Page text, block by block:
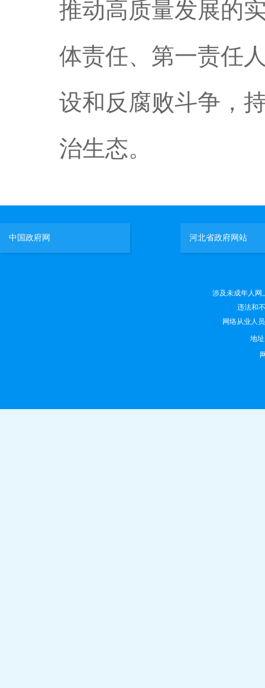
推动高质量发展的
体责任、第一责任
设和反腐败斗争，
治生态。
中国政府网 河北省政府网站
涉及未成年人网
违法和
网络从业人
地